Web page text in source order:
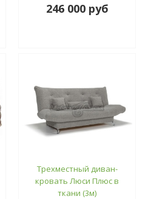
246 000 руб
Трехместный диван-
кровать Люси Плюс в
ткани (3м)